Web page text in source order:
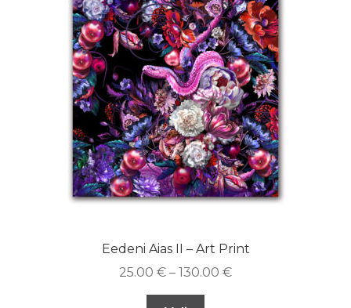
Eedeni Aias II – Art Print
25.00 € – 130.00 €